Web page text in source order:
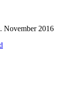
November 2016